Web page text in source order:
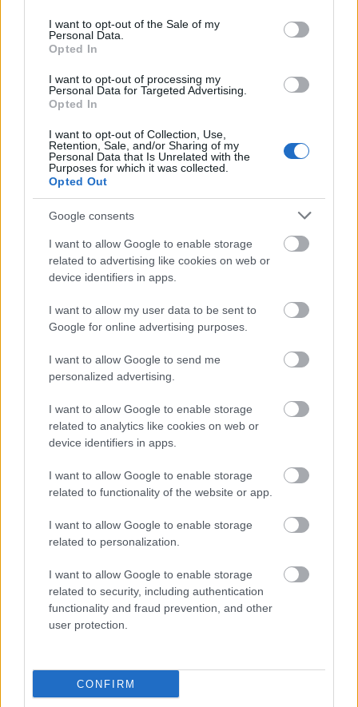
consent section.
I want to opt-out of the Sale of my
Personal Data.
Opted In
I want to opt-out of processing my
Personal Data for Targeted Advertising.
Opted In
I want to opt-out of Collection, Use,
Retention, Sale, and/or Sharing of my
Personal Data that Is Unrelated with the
Purposes for which it was collected.
Opted Out
Google consents
I want to allow Google to enable storage
related to advertising like cookies on web or
device identifiers in apps.
I want to allow my user data to be sent to
Google for online advertising purposes.
I want to allow Google to send me
personalized advertising.
I want to allow Google to enable storage
related to analytics like cookies on web or
device identifiers in apps.
I want to allow Google to enable storage
related to functionality of the website or app.
I want to allow Google to enable storage
related to personalization.
I want to allow Google to enable storage
related to security, including authentication
functionality and fraud prevention, and other
user protection.
CONFIRM
A legalacsonyabb hőmérséklet 5-12 Celsius-fok között alakul,
napközben 11-16 fokig melegszik a levegő.
Tartós ködre és ónos esőre figyelmeztetnek
2018.12.19
Több megyében tartós ködre, illetve ónos esőre figyelmeztet az
HÍRLEVÉL
szabályzatot!
LEGFRISSEBB
MEGÉRKEZETT AZ ESŐ A DUNA VÍZGYŰJTŐJÉRE